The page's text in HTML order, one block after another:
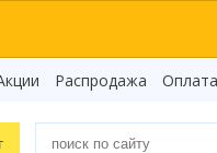
Распродажа Оплата